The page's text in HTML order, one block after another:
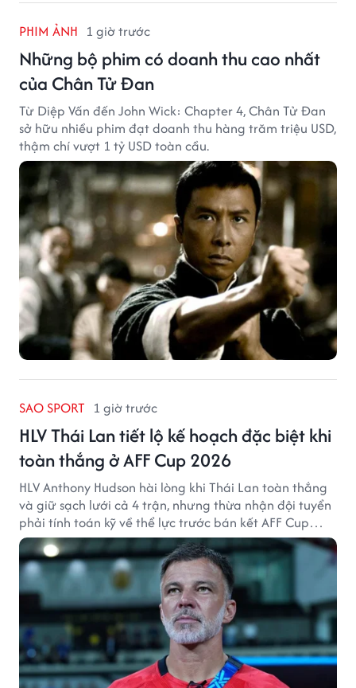
PHIM ẢNH 1 giờ trước
Những bộ phim có doanh thu cao nhất
của Chân Tử Đan
Từ Diệp Vấn đến John Wick: Chapter 4, Chân Tử Đan
sở hữu nhiều phim đạt doanh thu hàng trăm triệu USD,
thậm chí vượt 1 tỷ USD toàn cầu.
SAO SPORT 1 giờ trước
HLV Thái Lan tiết lộ kế hoạch đặc biệt khi
toàn thắng ở AFF Cup 2026
HLV Anthony Hudson hài lòng khi Thái Lan toàn thắng
và giữ sạch lưới cả 4 trận, nhưng thừa nhận đội tuyển
phải tính toán kỹ về thể lực trước bán kết AFF Cup
2026.